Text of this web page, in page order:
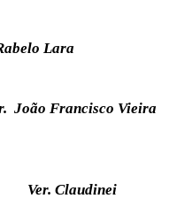
Lara
João Francisco Vieira
Ver. Claudinei